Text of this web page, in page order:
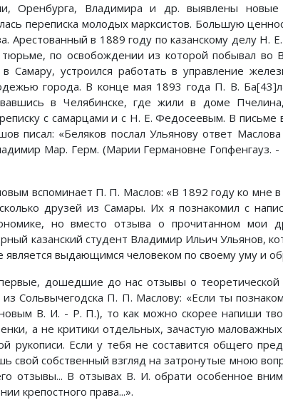
Оренбурга, Владимира и др. выявлены новые
переписка молодых марксистов. Большую
Арестованный в 1889 году по казанскому делу Н.
тюрьме, по освобождении из которой побывал во
устроился работать в управление
города. В конце мая 1893 года П. В.
в Челябинске, где жили в доме Пчелина,
с самарцами и с Н. Е. Федосеевым. В письме
писал: «Беляков послал Ульянову ответ
Мар. Герм. (Марии Германовне Гопфенгауз.
вспоминает П. П. Маслов: «В 1892 году ко мне
друзей из Самары. Их я познакомил с
но вместо отзыва о прочитанном мои
казанский студент Владимир Ильич Ульянов,
выдающимся человеком по своему уму и
дошедшие до нас отзывы о
Сольвычегодска П. П. Маслову: «Если ты
В. И. - Р. П.), то как можно скорее напиши
а не критики отдельных, зачастую
рукописи. Если у тебя не составится общего
свой собственный взгляд на затронутые мною
отзывы... В отзывах В. И. обрати особенное
крепостного права...».